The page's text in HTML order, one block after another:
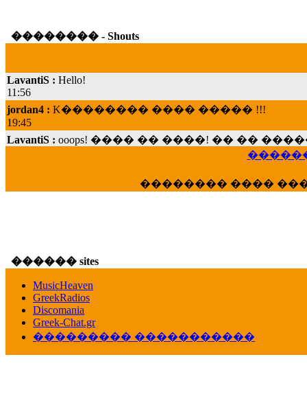
�������� - Shouts
11:56
jordan4 :
19:45
LavantiS :
���; ���� ��� ��� �������� ����
veronica :E���� 2012 ��� ����� ���
16:39
veronica :[URL] ���� ���;
10:19
LavantiS :���� ����� � �������
�������� ����
������ sites
MusicHeaven
GreekRadios
Discomania
Greek-Chat.gr
��������� �����������